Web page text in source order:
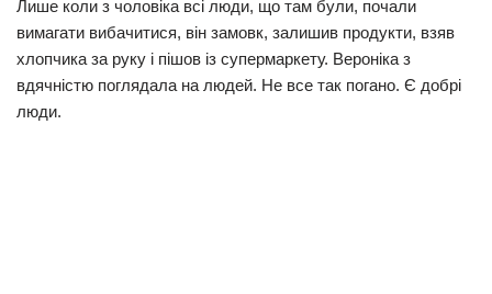
Лише коли з чоловіка всі люди, що там були, почали
вимагати вибачитися, він замовк, залишив продукти, взяв
хлопчика за руку і пішов із супермаркету. Вероніка з
вдячністю поглядала на людей. Не все так погано. Є добрі
люди.